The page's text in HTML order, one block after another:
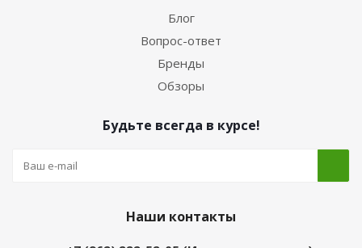
Блог
Вопрос-ответ
Бренды
Обзоры
Будьте всегда в курсе!
Наши контакты